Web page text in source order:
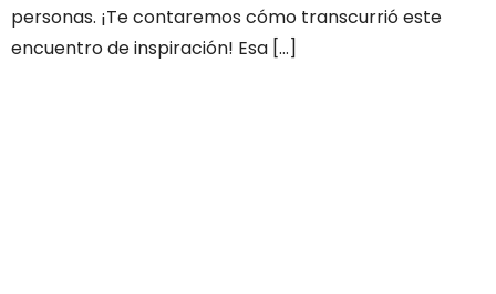
personas. ¡Te contaremos cómo transcurrió este
encuentro de inspiración! Esa […]